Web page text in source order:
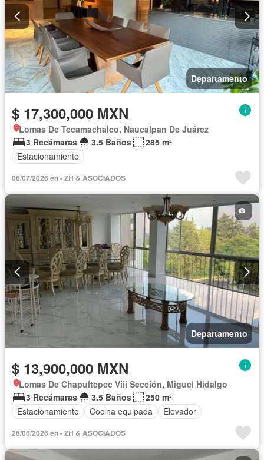
Departamento
$ 17,300,000 MXN
Lomas De Tecamachalco, Naucalpan De Juárez
3 Recámaras
3.5 Baños
285 m²
Estacionamiento
06/07/2026 en - ZH & ASOCIADOS
Departamento
$ 13,900,000 MXN
Lomas De Chapultepec Viii Sección, Miguel Hidalgo
3 Recámaras
3.5 Baños
250 m²
Estacionamiento
Cocina equipada Elevador
26/06/2026 en - ZH & ASOCIADOS